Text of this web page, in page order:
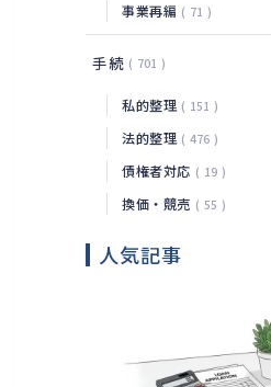
事業再編 71
手続 701
私的整理 151
法的整理 476
債権者対応 19
換価・競売 55
人気記事